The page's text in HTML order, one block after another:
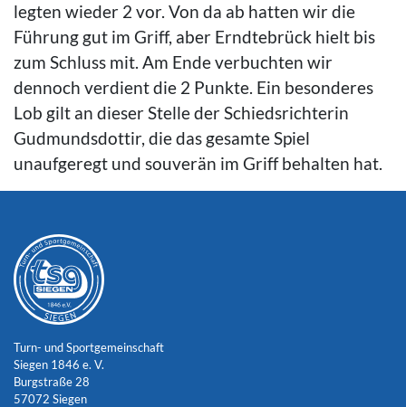
legten wieder 2 vor. Von da ab hatten wir die
Führung gut im Griff, aber Erndtebrück hielt bis
zum Schluss mit. Am Ende verbuchten wir
dennoch verdient die 2 Punkte. Ein besonderes
Lob gilt an dieser Stelle der Schiedsrichterin
Gudmundsdottir, die das gesamte Spiel
unaufgeregt und souverän im Griff behalten hat.
Turn- und Sportgemeinschaft
Siegen 1846 e. V.
Burgstraße 28
57072 Siegen